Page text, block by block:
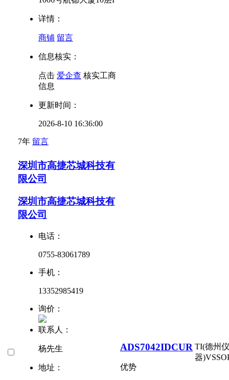
详情：
商铺 留言
信息核实：
点击 爱企查 核实工商
信息
更新时间：
2026-8-10 16:36:00
7年 留言
深圳市高捷芯城科技有
限公司
深圳市高捷芯城科技有
限公司
电话：
0755-83061789
手机：
13352985419
询价：
联系人：
杨先生
地址：
ADS7042IDCUR
优势
TI(德州仪
器)